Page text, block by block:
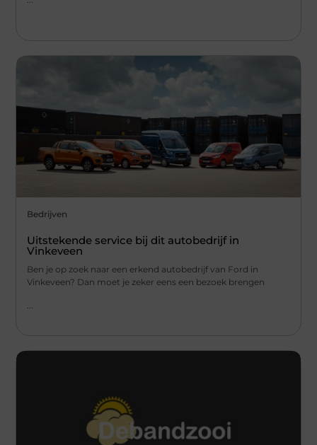
Bedrijven
Uitstekende service bij dit autobedrijf in
Vinkeveen
Ben je op zoek naar een erkend autobedrijf van Ford in
Vinkeveen? Dan moet je zeker eens een bezoek brengen